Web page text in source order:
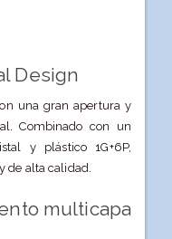
Design
una gran apertura y
Combinado con un
y plástico 1G+6P,
de alta calidad.
multicapa